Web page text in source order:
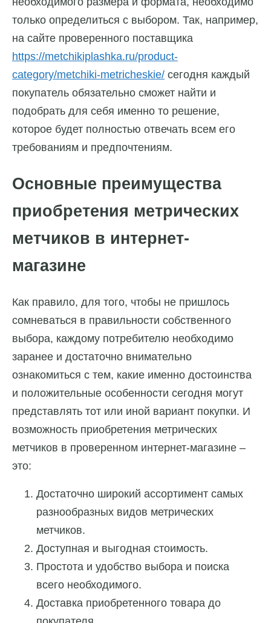
только определиться с выбором. Так, например,
на сайте проверенного поставщика
https://metchikiplashka.ru/product-
category/metchiki-metricheskie/ сегодня каждый
покупатель обязательно сможет найти и
подобрать для себя именно то решение,
которое будет полностью отвечать всем его
требованиям и предпочтениям.
Основные преимущества
приобретения метрических
метчиков в интернет-
магазине
Как правило, для того, чтобы не пришлось
сомневаться в правильности собственного
выбора, каждому потребителю необходимо
заранее и достаточно внимательно
ознакомиться с тем, какие именно достоинства
и положительные особенности сегодня могут
представлять тот или иной вариант покупки. И
возможность приобретения метрических
метчиков в проверенном интернет-магазине –
это:
Достаточно широкий ассортимент самых
разнообразных видов метрических
метчиков.
Доступная и выгодная стоимость.
Простота и удобство выбора и поиска
всего необходимого.
Доставка приобретенного товара до